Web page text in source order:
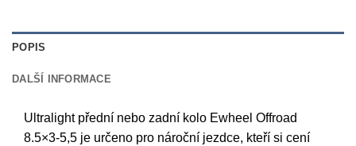
POPIS
DALŠÍ INFORMACE
Ultralight přední nebo zadní kolo Ewheel Offroad
8.5×3-5,5 je určeno pro nároční jezdce, kteří si cení